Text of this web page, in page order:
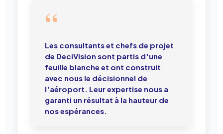
Les consultants et chefs de projet
de DeciVision sont partis d'une
feuille blanche et ont construit
avec nous le décisionnel de
l'aéroport. Leur expertise nous a
garanti un résultat à la hauteur de
nos espérances.